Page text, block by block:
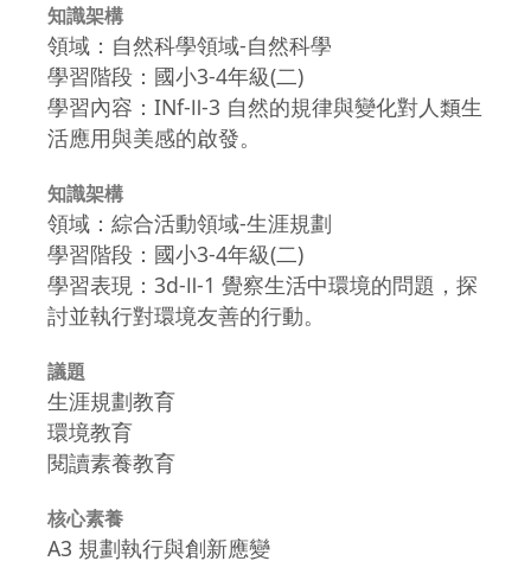
知識架構
領域：自然科學領域-自然科學
學習階段：國小3-4年級(二)
學習內容：INf-Ⅱ-3 自然的規律與變化對人類生
活應用與美感的啟發。
知識架構
領域：綜合活動領域-生涯規劃
學習階段：國小3-4年級(二)
學習表現：3d-Ⅱ-1 覺察生活中環境的問題，探
討並執行對環境友善的行動。
議題
生涯規劃教育
環境教育
閱讀素養教育
核心素養
A3 規劃執行與創新應變